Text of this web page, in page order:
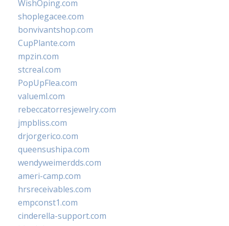
WishOping.com
shoplegacee.com
bonvivantshop.com
CupPlante.com
mpzin.com
stcreal.com
PopUpFlea.com
valueml.com
rebeccatorresjewelry.com
jmpbliss.com
drjorgerico.com
queensushipa.com
wendyweimerdds.com
ameri-camp.com
hrsreceivables.com
empconst1.com
cinderella-support.com